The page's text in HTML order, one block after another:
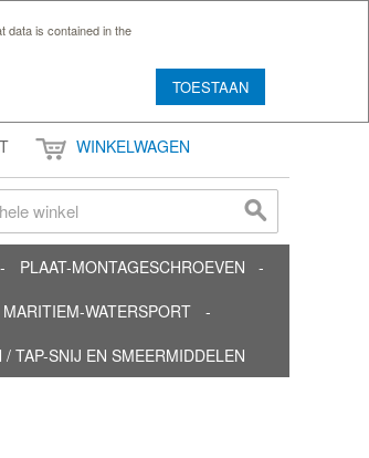
data is contained in the
TOESTAAN
WINKELWAGEN
PLAAT-MONTAGESCHROEVEN
MARITIEM-WATERSPORT
/ TAP-SNIJ EN SMEERMIDDELEN